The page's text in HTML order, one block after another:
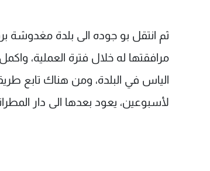
ثم انتقل بو جوده الى بلدة مغدوشة
مرافقتها له خلال فترة العملية،
الياس في البلدة، ومن هناك تابع
لأسبوعين، يعود بعدها الى دار